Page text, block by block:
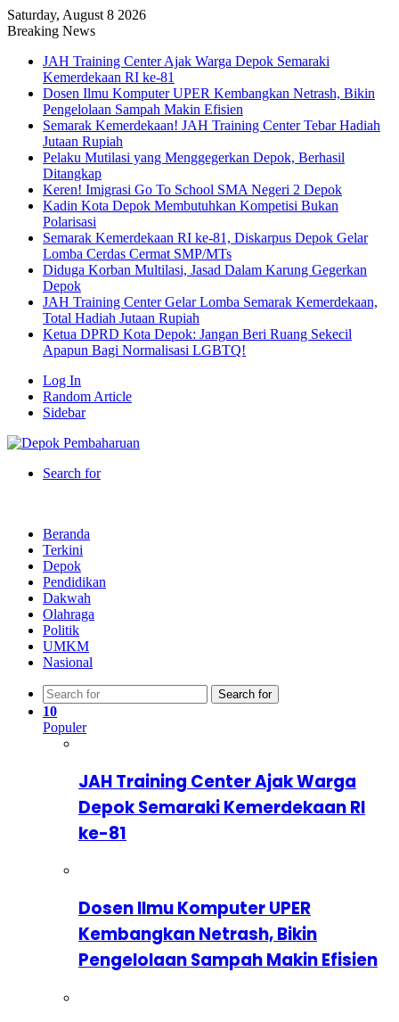
Saturday, August 8 2026
Breaking News
JAH Training Center Ajak Warga Depok Semaraki
Kemerdekaan RI ke-81
Dosen Ilmu Komputer UPER Kembangkan Netrash, Bikin
Pengelolaan Sampah Makin Efisien
Semarak Kemerdekaan! JAH Training Center Tebar Hadiah
Jutaan Rupiah
Pelaku Mutilasi yang Menggegerkan Depok, Berhasil
Ditangkap
Keren! Imigrasi Go To School SMA Negeri 2 Depok
Kadin Kota Depok Membutuhkan Kompetisi Bukan
Polarisasi
Semarak Kemerdekaan RI ke-81, Diskarpus Depok Gelar
Lomba Cerdas Cermat SMP/MTs
Diduga Korban Multilasi, Jasad Dalam Karung Gegerkan
Depok
JAH Training Center Gelar Lomba Semarak Kemerdekaan,
Total Hadiah Jutaan Rupiah
Ketua DPRD Kota Depok: Jangan Beri Ruang Sekecil
Apapun Bagi Normalisasi LGBTQ!
Log In
Random Article
Sidebar
Search for
Beranda
Terkini
Depok
Pendidikan
Dakwah
Olahraga
Politik
UMKM
Nasional
Search for
10
Populer
JAH Training Center Ajak Warga
Depok Semaraki Kemerdekaan RI
ke-81
Dosen Ilmu Komputer UPER
Kembangkan Netrash, Bikin
Pengelolaan Sampah Makin Efisien